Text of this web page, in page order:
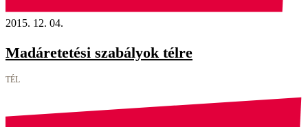
2015. 12. 04.
Madáretetési szabályok télre
TÉL